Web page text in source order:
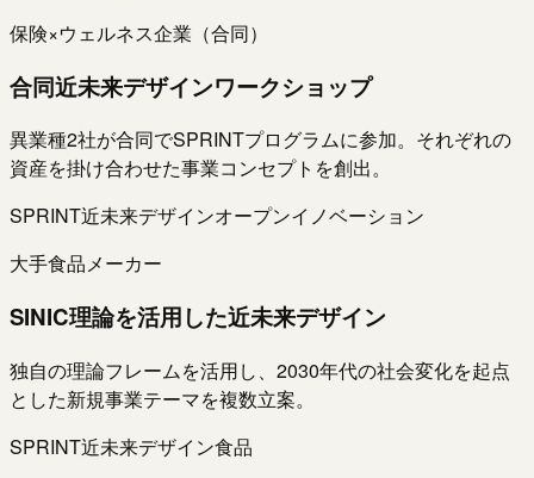
保険×ウェルネス企業（合同）
合同近未来デザインワークショップ
異業種2社が合同でSPRINTプログラムに参加。それぞれの
資産を掛け合わせた事業コンセプトを創出。
SPRINT近未来デザインオープンイノベーション
大手食品メーカー
SINIC理論を活用した近未来デザイン
独自の理論フレームを活用し、2030年代の社会変化を起点
とした新規事業テーマを複数立案。
SPRINT近未来デザイン食品